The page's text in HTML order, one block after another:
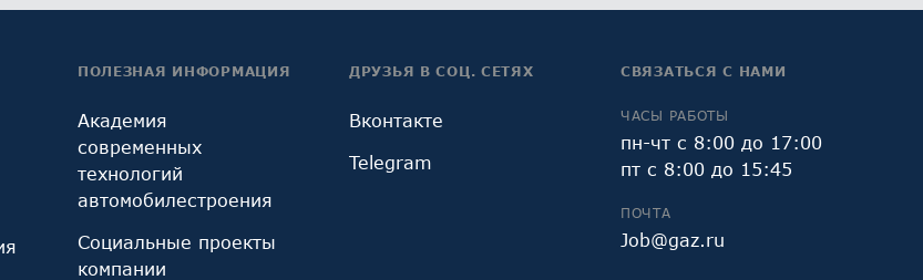
ПОЛЕЗНАЯ ИНФОРМАЦИЯ
Академия
современных
технологий
автомобилестроения
Социальные проекты
компании
ДРУЗЬЯ В СОЦ. СЕТЯХ
Вконтакте
Telegram
СВЯЗАТЬСЯ С НАМИ
ЧАСЫ РАБОТЫ
пн-чт с 8:00 до 17:00
пт с 8:00 до 15:45
ПОЧТА
Job@gaz.ru